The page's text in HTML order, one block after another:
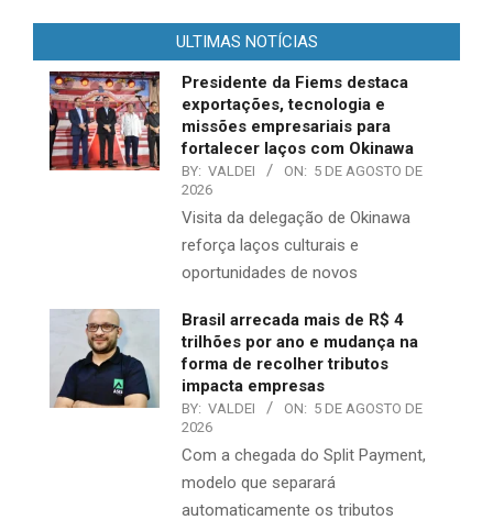
ULTIMAS NOTÍCIAS
Presidente da Fiems destaca
exportações, tecnologia e
missões empresariais para
fortalecer laços com Okinawa
BY: VALDEI ON: 5 DE AGOSTO DE
2026
Visita da delegação de Okinawa
reforça laços culturais e
oportunidades de novos
Brasil arrecada mais de R$ 4
trilhões por ano e mudança na
forma de recolher tributos
impacta empresas
BY: VALDEI ON: 5 DE AGOSTO DE
2026
Com a chegada do Split Payment,
modelo que separará
automaticamente os tributos